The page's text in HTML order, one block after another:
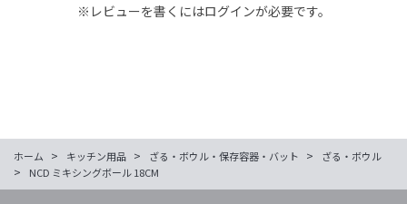
※レビューを書くにはログインが必要です。
ホーム > キッチン用品 > ざる・ボウル・保存容器・バット > ざる・ボウル
> NCD ミキシングボール 18CM